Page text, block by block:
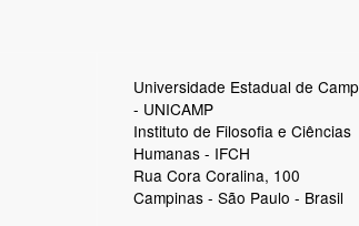
Universidade Estadual de
- UNICAMP
Instituto de Filosofia e Ciências
Humanas - IFCH
Rua Cora Coralina, 100
Campinas - São Paulo - Brasil